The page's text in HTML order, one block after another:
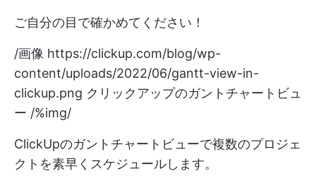
ご自分の目で確かめてください！
/画像 https://clickup.com/blog/wp-
content/uploads/2022/06/gantt-view-in-
clickup.png クリックアップのガントチャートビュ
ー /%img/
ClickUpのガントチャートビューで複数のプロジェ
クトを素早くスケジュールします。